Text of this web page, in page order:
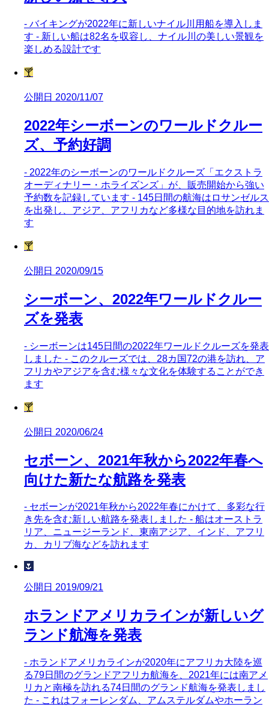
- バイキングが2022年に新しいナイル川用船を導入しま
す - 新しい船は82名を収容し、ナイル川の美しい景観を
楽しめる設計です
🍸
公開日 2020/11/07
2022年シーボーンのワールドクルー
ズ、予約好調
- 2022年のシーボーンのワールドクルーズ「エクストラ
オーディナリー・ホライズンズ」が、販売開始から強い
予約数を記録しています - 145日間の航海はロサンゼルス
を出発し、アジア、アフリカなど多様な目的地を訪れま
す
🍸
公開日 2020/09/15
シーボーン、2022年ワールドクルー
ズを発表
- シーボーンは145日間の2022年ワールドクルーズを発表
しました - このクルーズでは、28カ国72の港を訪れ、ア
フリカやアジアを含む様々な文化を体験することができ
ます
🍸
公開日 2020/06/24
セボーン、2021年秋から2022年春へ
向けた新たな航路を発表
- セボーンが2021年秋から2022年春にかけて、多彩な行
き先を含む新しい航路を発表しました - 船はオーストラ
リア、ニュージーランド、東南アジア、インド、アフリ
カ、カリブ海などを訪れます
🌷
公開日 2019/09/21
ホランドアメリカラインが新しいグ
ランド航海を発表
- ホランドアメリカラインが2020年にアフリカ大陸を巡
る79日間のグランドアフリカ航海を、2021年には南アメ
リカと南極を訪れる74日間のグランド航海を発表しまし
た - これはフォーレンダム、アムステルダムやホーラン